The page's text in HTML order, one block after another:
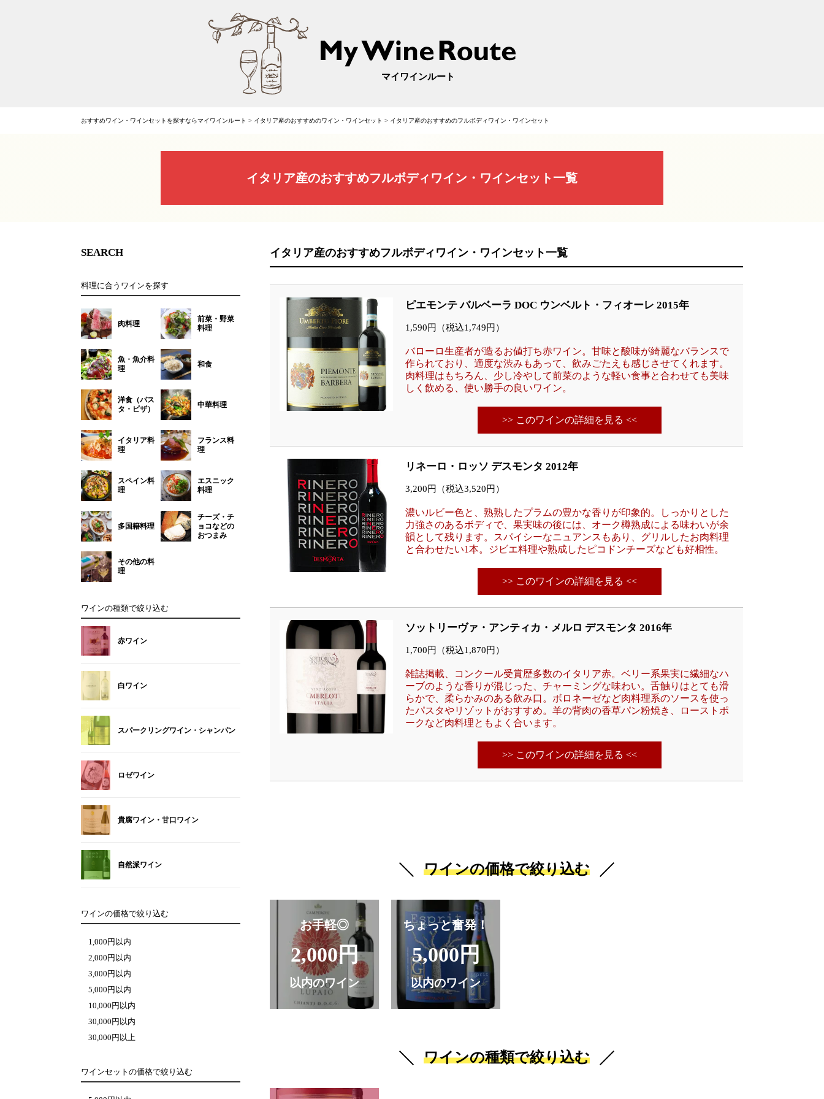
マイワインルート
おすすめワイン・ワインセットを探すならマイワインルート > イタリア産のおすすめのワイン・ワインセット > イタリア産のおすすめのフルボディワイン・ワインセット
イタリア産のおすすめフルボディワイン・ワインセット一覧
SEARCH
料理に合うワインを探す
肉料理
前菜・野菜
料理
魚・魚介料
理
和食
洋食（パス
タ・ピザ）
中華料理
イタリア料
理
フランス料
理
スペイン料
理
エスニック
料理
多国籍料理
チーズ・チ
ョコなどの
おつまみ
その他の料
理
ワインの種類で絞り込む
赤ワイン
白ワイン
スパークリングワイン・シャンパン
ロゼワイン
貴腐ワイン・甘口ワイン
自然派ワイン
ワインの価格で絞り込む
1,000円以内
2,000円以内
3,000円以内
5,000円以内
10,000円以内
30,000円以内
30,000円以上
ワインセットの価格で絞り込む
イタリア産のおすすめフルボディワイン・ワインセット一覧
ピエモンテ バルベーラ DOC ウンベルト・フィオーレ 2015年
1,590円（税込1,749円）
バローロ生産者が造るお値打ち赤ワイン。甘味と酸味が綺麗なバランスで
作られており、適度な渋みもあって、飲みごたえも感じさせてくれます。
肉料理はもちろん、少し冷やして前菜のような軽い食事と合わせても美味
しく飲める、使い勝手の良いワイン。
>> このワインの詳細を見る <<
リネーロ・ロッソ デスモンタ 2012年
3,200円（税込3,520円）
濃いルビー色と、熟熟したプラムの豊かな香りが印象的。しっかりとした
力強さのあるボディで、果実味の後には、オーク樽熟成による味わいが余
韻として残ります。スパイシーなニュアンスもあり、グリルしたお肉料理
と合わせたい1本。ジビエ料理や熟成したピコドンチーズなども好相性。
>> このワインの詳細を見る <<
ソットリーヴァ・アンティカ・メルロ デスモンタ 2016年
1,700円（税込1,870円）
雑誌掲載、コンクール受賞歴多数のイタリア赤。ベリー系果実に繊細なハ
ーブのような香りが混じった、チャーミングな味わい。舌触りはとても滑
らかで、柔らかみのある飲み口。ボロネーゼなど肉料理系のソースを使っ
たパスタやリゾットがおすすめ。羊の背肉の香草パン粉焼き、ローストポ
ークなど肉料理ともよく合います。
>> このワインの詳細を見る <<
ワインの価格で絞り込む
お手軽◎
2,000円
以内のワイン
ちょっと奮発！
5,000円
以内のワイン
ワインの種類で絞り込む